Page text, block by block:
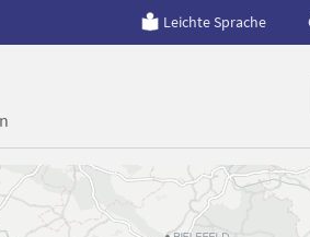
Leichte Sprache